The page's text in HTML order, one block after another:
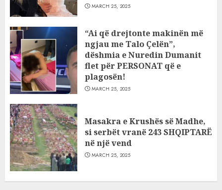
MARCH 25, 2025
“Ai që drejtonte makinën më
ngjau me Talo Çelën”,
dëshmia e Nuredin Dumanit
flet për PERSONAT që e
plagosën!
MARCH 25, 2025
Masakra e Krushës së Madhe,
si serbët vranë 243 SHQIPTARË
në një vend
MARCH 25, 2025